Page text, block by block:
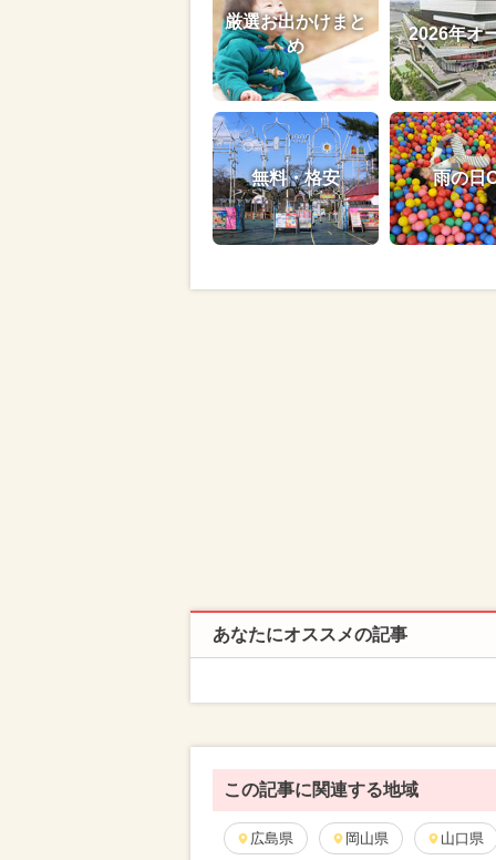
厳選お出かけまと
め
2026年オ
無料・格安 雨の日
あなたにオススメの記事
この記事に関連する地域
広島県 岡山県 山口県